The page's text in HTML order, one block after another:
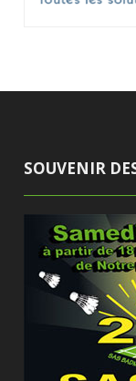
SOUVENIR